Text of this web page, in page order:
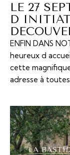
LE 27
D
ENFIN DANS
heureux d
cette
adresse à